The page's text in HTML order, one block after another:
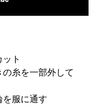
ト
糸を一部外して
を服に通す